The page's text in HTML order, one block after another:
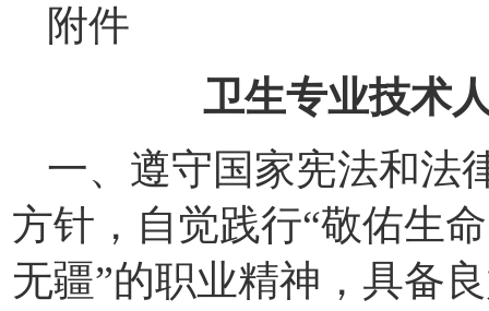
附件
卫生专业技术
一、遵守国家宪法和法
方针，自觉践行“敬佑生
无疆”的职业精神，具备